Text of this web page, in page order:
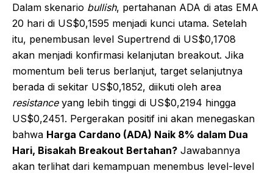
Dalam skenario bullish, pertahanan ADA di atas EMA
20 hari di US$0,1595 menjadi kunci utama. Setelah
itu, penembusan level Supertrend di US$0,1708
akan menjadi konfirmasi kelanjutan breakout. Jika
momentum beli terus berlanjut, target selanjutnya
berada di sekitar US$0,1852, diikuti oleh area
resistanceyang lebih tinggi di US$0,2194 hingga
US$0,2451. Pergerakan positif ini akan menegaskan
bahwa Harga Cardano (ADA) Naik 8% dalam Dua
Hari, Bisakah Breakout Bertahan? Jawabannya
akan terlihat dari kemampuan menembus level-level